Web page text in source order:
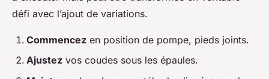
défi avec l’ajout de variations.
Commencez en position de pompe, pieds joints.
Ajustez vos coudes sous les épaules.